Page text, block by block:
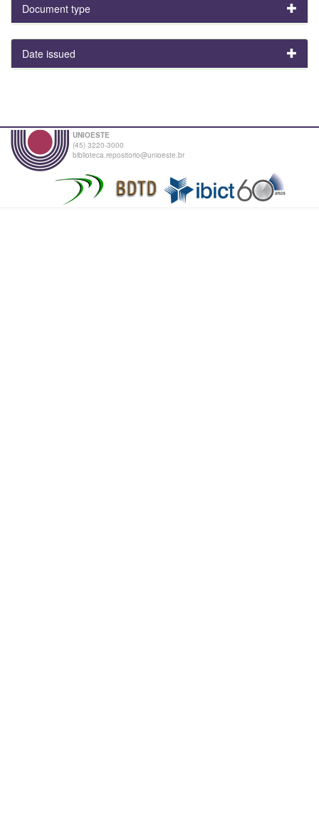
Document type
Date issued
UNIOESTE
(45) 3220-3000
biblioteca.repositorio@unioeste.br